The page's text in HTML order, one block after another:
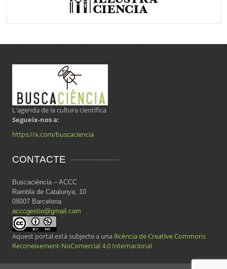
L'agenda de la cultura científica
Segueix-nos a:
https://x.com/buscaciencia
CONTACTE
Buscaciència – ACCC
Rambla de Catalunya, 10
08007 Barcelona
acccgestio@gmail.com
Aquest portal està subjecte a una llicència de Creative Commons
Reconeixement-NoComercial 4.0 Internacional